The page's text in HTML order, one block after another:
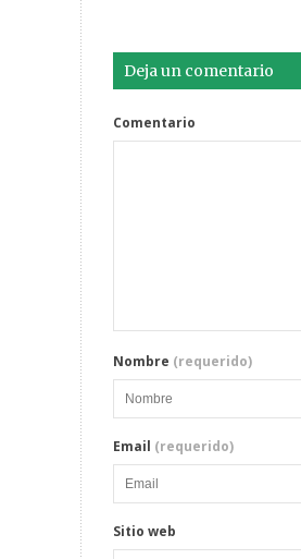
Deja un comentario
Comentario
Nombre (requerido)
Email (requerido)
Sitio web